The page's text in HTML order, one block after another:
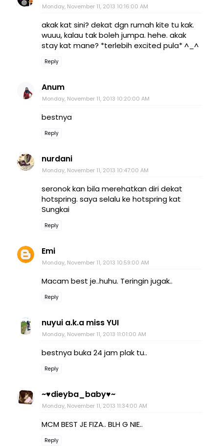
Monday, November 11, 2013 10:16:00 AM
akak kat sini? dekat dgn rumah kite tu kak.
wuuu, kalau tak boleh jumpa. hehe. akak
stay kat mane? *terlebih excited pula* ^_^
Reply
Anum
Monday, November 11, 2013 10:20:00 AM
bestnya
Reply
nurdani
Monday, November 11, 2013 10:47:00 AM
seronok kan bila merehatkan diri dekat
hotspring. saya selalu ke hotspring kat
Sungkai
Reply
Emi
Monday, November 11, 2013 10:59:00 AM
Macam best je..huhu. Teringin jugak..
Reply
nuyui a.k.a miss YUI
Monday, November 11, 2013 11:01:00 AM
bestnya buka 24 jam plak tu..
Reply
~♥dieyba_baby♥~
Monday, November 11, 2013 11:34:00 AM
MCM BEST JE FIZA.. BLH G NIE..
Reply